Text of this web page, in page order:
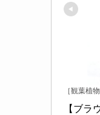
［観葉植
【ブラ